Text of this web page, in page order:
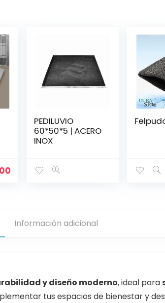
PEDILUVIO
60*50*5 | ACERO
INOX
Información adicional
y diseño moderno, ideal para
tus espacios de bienestar y